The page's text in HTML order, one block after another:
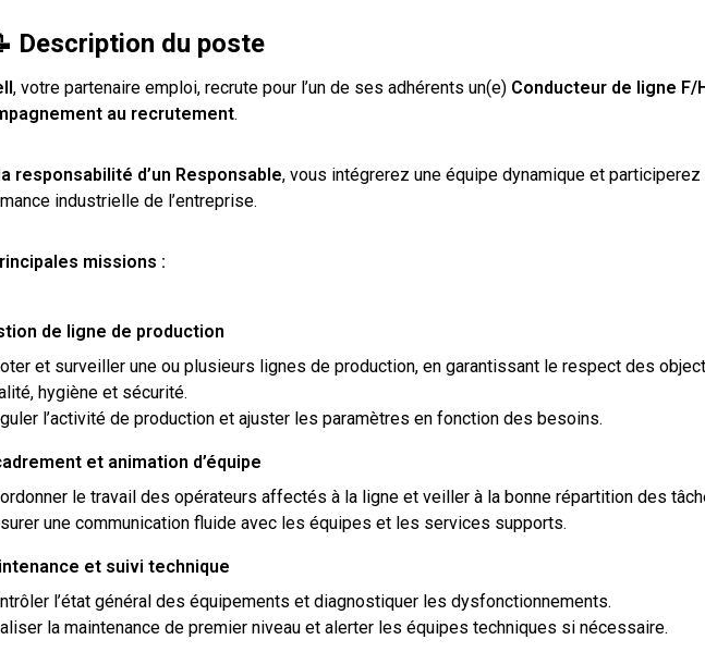
Description du poste
, votre partenaire emploi, recrute pour l’un de ses adhérents un(e) Conducteur de ligne F/
au recrutement.
responsabilité d’un Responsable, vous intégrerez une équipe dynamique et
industrielle de l’entreprise.
missions :
de ligne de production
et surveiller une ou plusieurs lignes de production, en garantissant le respect des
hygiène et sécurité.
l’activité de production et ajuster les paramètres en fonction des besoins.
et animation d’équipe
le travail des opérateurs affectés à la ligne et veiller à la bonne répartition des
une communication fluide avec les équipes et les services supports.
et suivi technique
l’état général des équipements et diagnostiquer les dysfonctionnements.
la maintenance de premier niveau et alerter les équipes techniques si nécessaire.